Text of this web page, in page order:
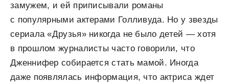
замужем, и ей приписывали романы
с популярными актерами Голливуда. Но у звезды
сериала «Друзья» никогда не было детей — хотя
в прошлом журналисты часто говорили, что
Дженнифер собирается стать мамой. Иногда
даже появлялась информация, что актриса ждет